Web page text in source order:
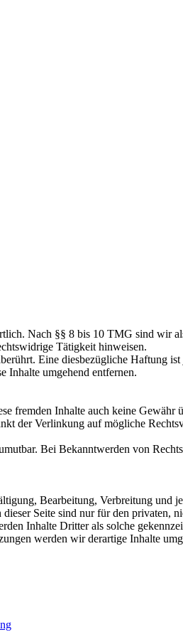
Nach §§ 8 bis 10 TMG sind wir
Tätigkeit hinweisen.
Eine diesbezügliche Haftung
Inhalte umgehend entfernen.
fremden Inhalte auch keine Gewähr
der Verlinkung auf mögliche
Bei Bekanntwerden von
Bearbeitung, Verbreitung und
Seite sind nur für den privaten,
Inhalte Dritter als solche
werden wir derartige Inhalte